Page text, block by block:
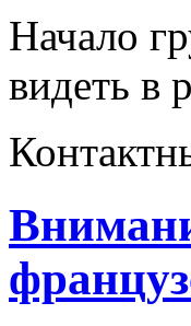
Начало
видеть в